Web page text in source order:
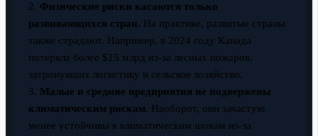
2. Физические риски касаются только
развивающихся стран. На практике, развитые страны
также страдают. Например, в 2024 году Канада
потеряла более $15 млрд из-за лесных пожаров,
затронувших логистику и сельское хозяйство.
3. Малые и средние предприятия не подвержены
климатическим рискам. Наоборот, они зачастую
менее устойчивы к климатическим шокам из-за